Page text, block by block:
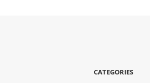
CATEGORIES